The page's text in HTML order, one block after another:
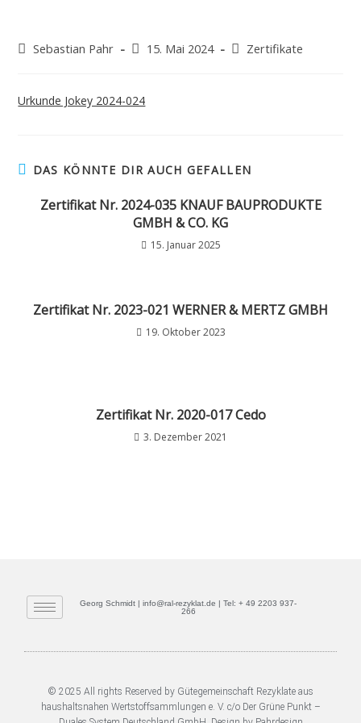
Sebastian Pahr 15. Mai 2024 Zertifikate
Urkunde Jokey 2024-024
DAS KÖNNTE DIR AUCH GEFALLEN
Zertifikat Nr. 2024-035 KNAUF BAUPRODUKTE
GMBH & CO. KG
15. Januar 2025
Zertifikat Nr. 2023-021 WERNER & MERTZ GMBH
19. Oktober 2023
Zertifikat Nr. 2020-017 Cedo
3. Dezember 2021
Georg Schmidt | info@ral-rezyklat.de | Tel: + 49 2203 937-
266
© 2025 All rights Reserved by Gütegemeinschaft Rezyklate aus
haushaltsnahen Wertstoffsammlungen e. V. c/o Der Grüne Punkt –